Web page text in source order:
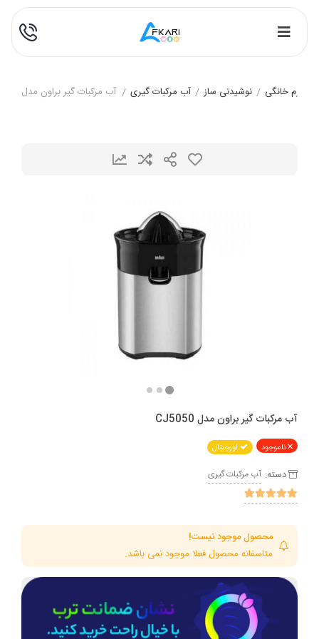
لوازم خانگی / نوشیدنی ساز / آب مرکبات گیری / آب مرکبات گیر براون مدل CJ5050
آب مرکبات گیر براون مدل CJ5050
ناموجود اورجینال
دسته: آب مرکبات گیری
محصول موجود نیست!
متاسفانه محصول فعلا موجود نمی باشد.